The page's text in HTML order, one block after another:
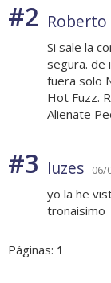
#2 Roberto
Si sale la
segura. de
fuera solo
Hot Fuzz.
Alienate
#3 luzes 06/
yo la he
tronaisimo
Páginas: 1